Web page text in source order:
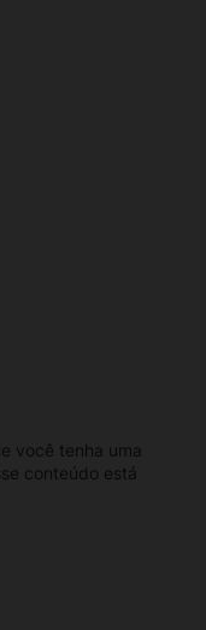
você tenha uma
conteúdo está